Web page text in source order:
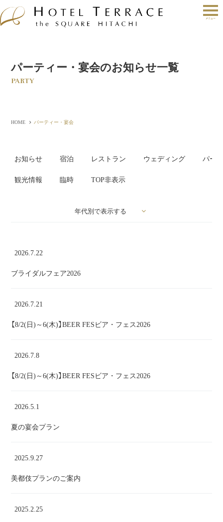
パーティー・宴会のお知らせ一覧
PARTY
HOME パーティー・宴会
お知らせ 宿泊 レストラン ウェディング パー
観光情報 臨時 TOP非表示
2026.7.22
ブライダルフェア2026
2026.7.21
【8/2(日)～6(木)】BEER FESビア・フェス2026
2026.7.8
【8/2(日)～6(木)】BEER FESビア・フェス2026
2026.5.1
夏の宴会プラン
2025.9.27
美都伎プランのご案内
2025.2.25